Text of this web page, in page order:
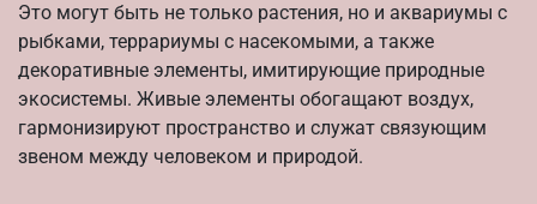
Это могут быть не только растения, но и аквариумы с
рыбками, террариумы с насекомыми, а также
декоративные элементы, имитирующие природные
экосистемы. Живые элементы обогащают воздух,
гармонизируют пространство и служат связующим
звеном между человеком и природой.